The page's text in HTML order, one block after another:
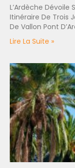
L’Ardèche Dévoile
Itinéraire De Trois
De Vallon Pont
Lire La Suite »